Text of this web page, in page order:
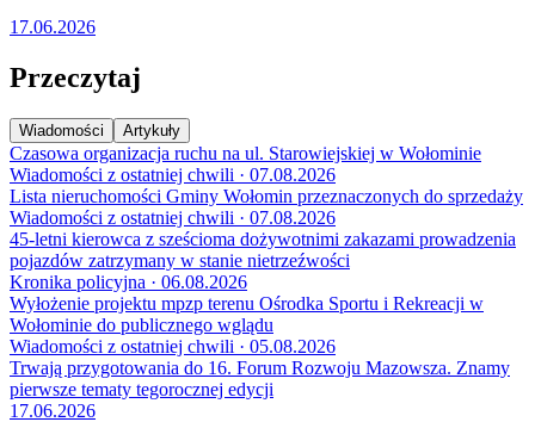
17.06.2026
Przeczytaj
Wiadomości Artykuły
Czasowa organizacja ruchu na ul. Starowiejskiej w Wołominie
Wiadomości z ostatniej chwili · 07.08.2026
Lista nieruchomości Gminy Wołomin przeznaczonych do sprzedaży
Wiadomości z ostatniej chwili · 07.08.2026
45-letni kierowca z sześcioma dożywotnimi zakazami prowadzenia
pojazdów zatrzymany w stanie nietrzeźwości
Kronika policyjna · 06.08.2026
Wyłożenie projektu mpzp terenu Ośrodka Sportu i Rekreacji w
Wołominie do publicznego wglądu
Wiadomości z ostatniej chwili · 05.08.2026
Trwają przygotowania do 16. Forum Rozwoju Mazowsza. Znamy
pierwsze tematy tegorocznej edycji
17.06.2026